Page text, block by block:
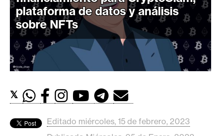
t
o
M
e
r
o
plataforma de datos y análisis
sobre NFTs
𝕏
Editado miércoles, 15 de febrero, 2023